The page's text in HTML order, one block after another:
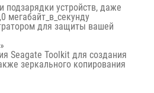
подзарядки устройств, даже
для защиты вашей
Seagate Toolkit для создания
зеркального копирования